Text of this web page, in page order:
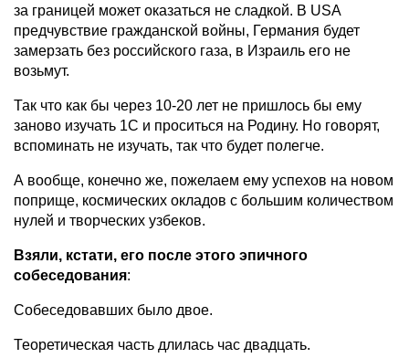
за границей может оказаться не сладкой. В USA
предчувствие гражданской войны, Германия будет
замерзать без российского газа, в Израиль его не
возьмут.
Так что как бы через 10-20 лет не пришлось бы ему
заново изучать 1С и проситься на Родину. Но говорят,
вспоминать не изучать, так что будет полегче.
А вообще, конечно же, пожелаем ему успехов на новом
поприще, космических окладов с большим количеством
нулей и творческих узбеков.
Взяли, кстати, его после этого эпичного
собеседования:
Собеседовавших было двое.
Теоретическая часть длилась час двадцать.